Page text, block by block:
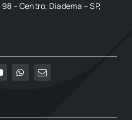
– Centro, Diadema – SP,